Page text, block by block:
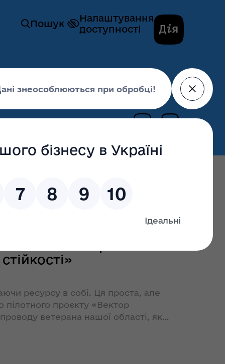
Пошук
Налаштування
доступності
ресурсу в собі. Ця проста, але
пілотного проєкту «Вектор
ветерана нашої області, яке